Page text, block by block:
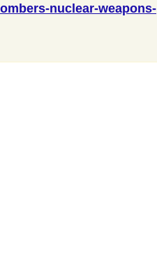
nuclear-weapons-